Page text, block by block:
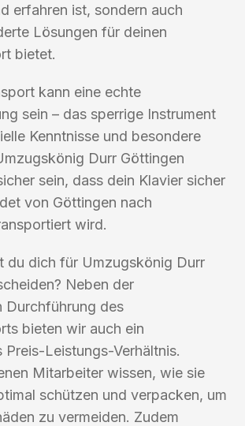
erfahren ist, sondern auch
Lösungen für deinen
bietet.
kann eine echte
sein – das sperrige Instrument
Kenntnisse und besondere
Durr Göttingen
sein, dass dein Klavier sicher
von Göttingen nach
wird.
du dich für Umzugskönig Durr
Neben der
Durchführung des
bieten wir auch ein
Preis-Leistungs-Verhältnis.
Mitarbeiter wissen, wie sie
schützen und verpacken, um
zu vermeiden. Zudem